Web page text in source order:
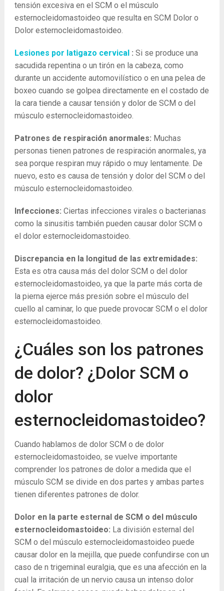
tensión excesiva en el SCM o el músculo
esternocleidomastoideo que resulta en SCM Dolor o
Dolor esternocleidomastoideo.
Lesiones por latigazo cervical : Si se produce una
sacudida repentina o un tirón en la cabeza, como
durante un accidente automovilístico o en una pelea de
boxeo cuando se golpea directamente en el costado de
la cara tiende a causar tensión y dolor de SCM o del
músculo esternocleidomastoideo.
Patrones de respiración anormales: Muchas
personas tienen patrones de respiración anormales, ya
sea porque respiran muy rápido o muy lentamente. De
nuevo, esto es causa de tensión y dolor del SCM o del
músculo esternocleidomastoideo.
Infecciones: Ciertas infecciones virales o bacterianas
como la sinusitis también pueden causar dolor SCM o
el dolor esternocleidomastoideo.
Discrepancia en la longitud de las extremidades:
Esta es otra causa más del dolor SCM o del dolor
esternocleidomastoideo, ya que la parte más corta de
la pierna ejerce más presión sobre el músculo del
cuello al caminar, lo que puede provocar SCM o el dolor
esternocleidomastoideo.
¿Cuáles son los patrones
de dolor? ¿Dolor SCM o
dolor
esternocleidomastoideo?
Cuando hablamos de dolor SCM o de dolor
esternocleidomastoideo, se vuelve importante
comprender los patrones de dolor a medida que el
músculo SCM se divide en dos partes y ambas partes
tienen diferentes patrones de dolor.
Dolor en la parte esternal de SCM o del músculo
esternocleidomastoideo: La división esternal del
SCM o del músculo esternocleidomastoideo puede
causar dolor en la mejilla, que puede confundirse con un
caso de n trigeminal euralgia, que es una afección en la
cual la irritación de un nervio causa un intenso dolor